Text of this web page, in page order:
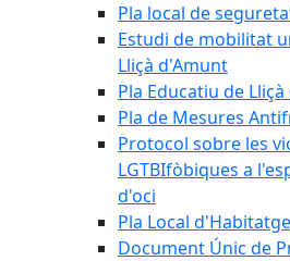
Pla local de
Estudi de mobilitat
Lliçà d'Amunt
Pla Educatiu de
Pla de Mesures
Protocol sobre les
LGTBIfòbiques a
d'oci
Pla Local d'Habitatge
Document Únic de